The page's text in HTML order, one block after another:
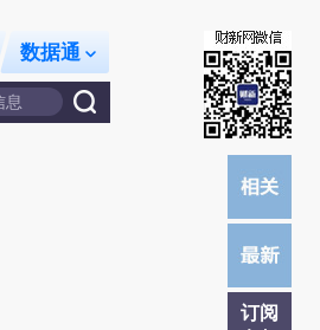
数据通
订阅